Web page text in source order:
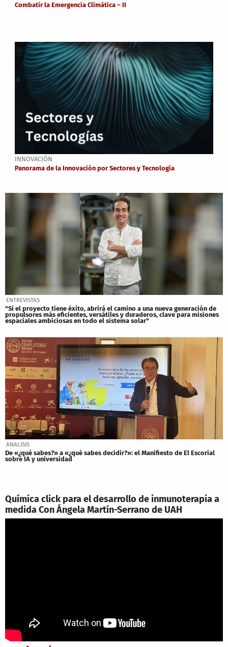
Combatir la Emergencia Climática – II
INNOVACIÓN
Panorama de la Innovación por Sectores y Tecnología
ENTREVISTAS
"Si el proyecto tiene éxito, abrirá el camino a una nueva generación de
propulsores más eficientes, versátiles y duraderos, clave para misiones
espaciales ambiciosas en todo el sistema solar"
ANALISIS
De «¿qué sabes?» a «¿qué sabes decidir?»: el Manifiesto de El Escorial
sobre IA y universidad
Química click para el desarrollo de inmunoterapia a
medida Con Ángela Martín-Serrano de UAH